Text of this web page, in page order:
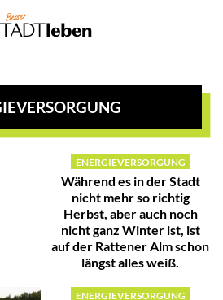
ENERGIEVERSORGUNG
Während es in der Stadt
nicht mehr so richtig
Herbst, aber auch noch
nicht ganz Winter ist, ist
auf der Rattener Alm schon
längst alles weiß.
ENERGIEVERSORGUNG